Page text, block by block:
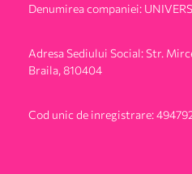
Denumirea companiei:
Adresa Sediului Social: Str.
Braila, 810404
Cod unic de inregistrare: